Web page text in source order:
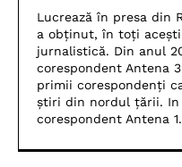
Lucrează în presa din
a obținut, în toți
jurnalistică. Din anul
corespondent Antena
primii corespondenți
știri din nordul țării. In
corespondent Antena 1.